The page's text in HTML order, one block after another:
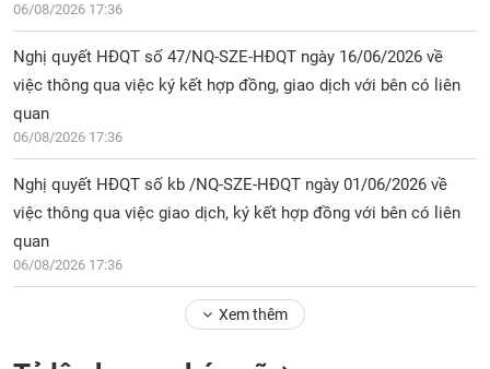
06/08/2026 17:36
Nghị quyết HĐQT số 47/NQ-SZE-HĐQT ngày 16/06/2026 về
việc thông qua việc ký kết hợp đồng, giao dịch với bên có liên
quan
06/08/2026 17:36
Nghị quyết HĐQT số kb /NQ-SZE-HĐQT ngày 01/06/2026 về
việc thông qua việc giao dịch, ký kết hợp đồng với bên có liên
quan
06/08/2026 17:36
Xem thêm